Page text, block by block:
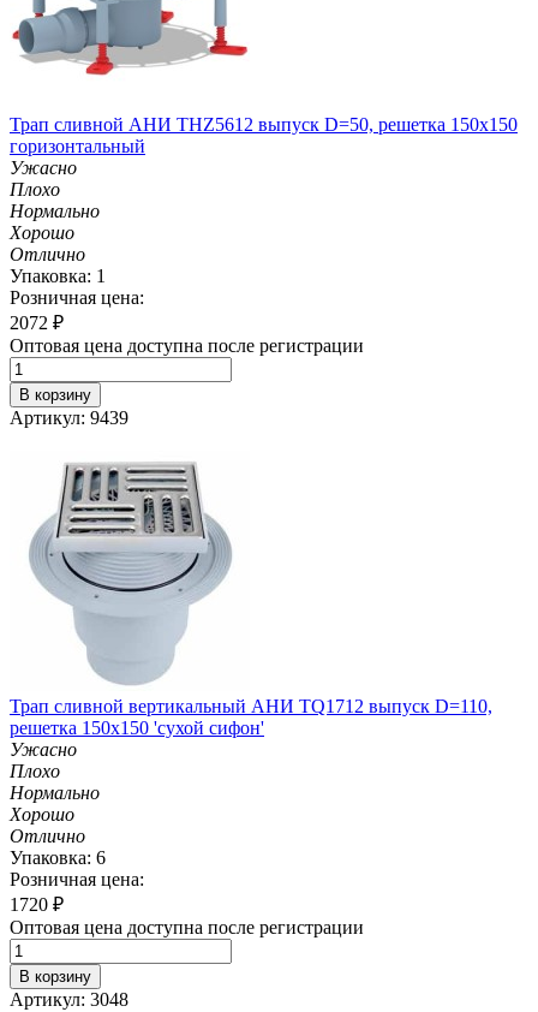
Трап сливной АНИ THZ5612 выпуск D=50, решетка 150х150
горизонтальный
Ужасно
Плохо
Нормально
Хорошо
Отлично
Упаковка: 1
Розничная цена:
2072 ₽
Оптовая цена доступна после регистрации
В корзину
Артикул: 9439
Трап сливной вертикальный АНИ TQ1712 выпуск D=110,
решетка 150х150 'сухой сифон'
Ужасно
Плохо
Нормально
Хорошо
Отлично
Упаковка: 6
Розничная цена:
1720 ₽
Оптовая цена доступна после регистрации
В корзину
Артикул: 3048